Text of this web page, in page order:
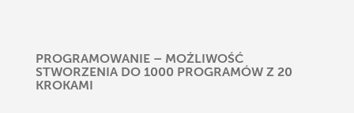
PROGRAMOWANIE – MOŻLIWOŚĆ
STWORZENIA DO 1000 PROGRAMÓW Z 20
KROKAMI